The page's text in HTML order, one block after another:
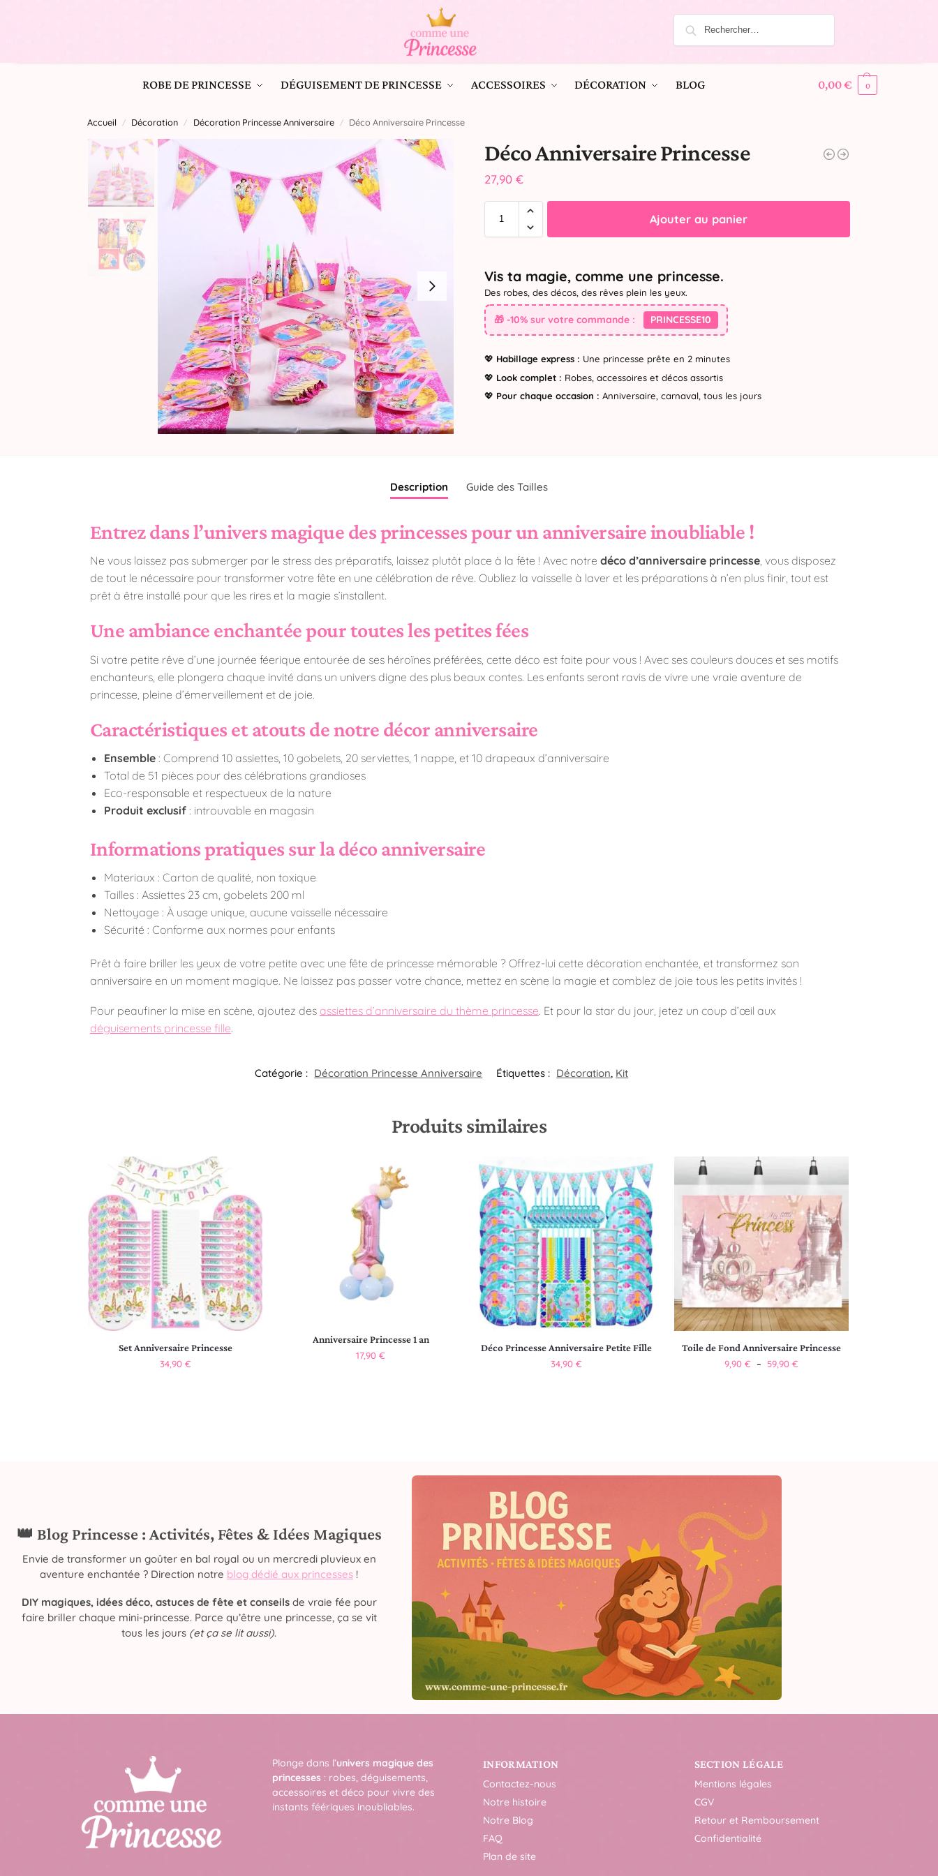
ROBE DE PRINCESSE DÉGUISEMENT DE PRINCESSE ACCESSOIRES DÉCORATION BLOG 0,00€ 0
Accueil / Décoration / Décoration Princesse Anniversaire / Déco Anniversaire Princesse
Déco Anniversaire Princesse
27,90 €
Ajouter au panier
Vis ta magie, comme une princesse.
Des robes, des décos, des rêves plein les yeux.
🎁 -10% sur votre commande : PRINCESSE10
💖 Habillage express : Une princesse prête en 2 minutes
💖 Look complet : Robes, accessoires et décos assortis
💖 Pour chaque occasion : Anniversaire, carnaval, tous les jours
Description Guide des Tailles
Entrez dans l’univers magique des princesses pour un anniversaire inoubliable !
Ne vous laissez pas submerger par le stress des préparatifs, laissez plutôt place à la fête ! Avec notre déco d’anniversaire princesse, vous disposez
de tout le nécessaire pour transformer votre fête en une célébration de rêve. Oubliez la vaisselle à laver et les préparations à n’en plus finir, tout est
prêt à être installé pour que les rires et la magie s’installent.
Une ambiance enchantée pour toutes les petites fées
Si votre petite rêve d’une journée féerique entourée de ses héroïnes préférées, cette déco est faite pour vous ! Avec ses couleurs douces et ses motifs
enchanteurs, elle plongera chaque invité dans un univers digne des plus beaux contes. Les enfants seront ravis de vivre une vraie aventure de
princesse, pleine d’émerveillement et de joie.
Caractéristiques et atouts de notre décor anniversaire
Ensemble: Comprend 10 assiettes, 10 gobelets, 20 serviettes, 1 nappe, et 10 drapeaux d’anniversaire
Total de 51 pièces pour des célébrations grandioses
Eco-responsable et respectueux de la nature
Produit exclusif: introuvable en magasin
Informations pratiques sur la déco anniversaire
Materiaux : Carton de qualité, non toxique
Tailles : Assiettes 23 cm, gobelets 200 ml
Nettoyage : À usage unique, aucune vaisselle nécessaire
Sécurité : Conforme aux normes pour enfants
Prêt à faire briller les yeux de votre petite avec une fête de princesse mémorable ? Offrez-lui cette décoration enchantée, et transformez son
anniversaire en un moment magique. Ne laissez pas passer votre chance, mettez en scène la magie et comblez de joie tous les petits invités !
Pour peaufiner la mise en scène, ajoutez des assiettes d’anniversaire du thème princesse. Et pour la star du jour, jetez un coup d’œil aux
déguisements princesse fille.
Catégorie : Décoration Princesse Anniversaire Étiquettes : Décoration, Kit
Produits similaires
Set Anniversaire Princesse
34,90 €
Anniversaire Princesse 1 an
17,90€
Déco Princesse Anniversaire Petite Fille
34,90 €
Toile de Fond Anniversaire Princesse
9,90€ – 59,90€
👑 Blog Princesse : Activités, Fêtes & Idées Magiques
Envie de transformer un goûter en bal royal ou un mercredi pluvieux en
aventure enchantée ? Direction notre blog dédié aux princesses !
DIY magiques, idées déco, astuces de fête et conseilsde vraie fée pour
faire briller chaque mini-princesse. Parce qu’être une princesse, ça se vit
tous les jours (et ça se lit aussi).
Plonge dans l’univers magique des
princesses : robes, déguisements,
accessoires et déco pour vivre des
instants féériques inoubliables.
INFORMATION
Contactez-nous
Notre histoire
Notre Blog
FAQ
Plan de site
SECTION LÉGALE
Mentions légales
CGV
Retour et Remboursement
Confidentialité